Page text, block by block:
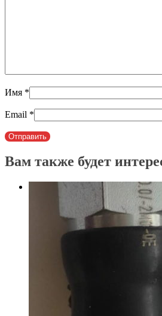
Имя *
Email *
Вам также будет